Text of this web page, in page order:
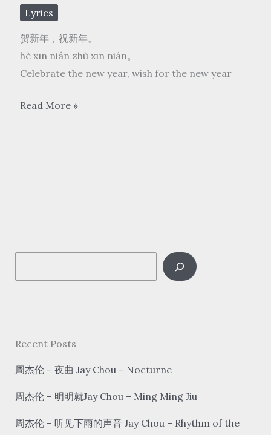
Lyrics
贺新年，祝新年。
hè xīn nián zhù xīn nián。
Celebrate the new year, wish for the new year
张
nián
Read More »
e
c
Recent Posts
周杰伦 – 夜曲 Jay Chou – Nocturne
周杰伦 – 明明就Jay Chou – Ming Ming Jiu
周杰伦 – 听见下雨的声音 Jay Chou – Rhythm of the